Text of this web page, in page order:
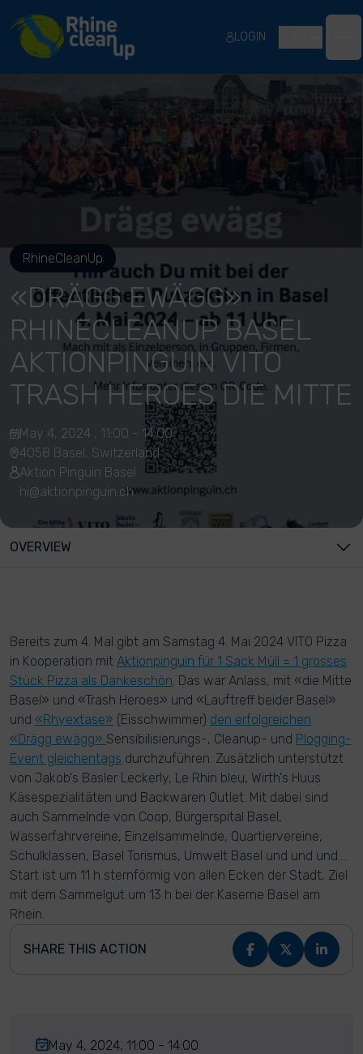
River Cleanup
LOGIN
RhineCleanUp
«DRÄGG EWÄGG»
RHINECLEANUP BASEL
AKTIONPINGUIN VITO
TRASH HEROES DIE MITTE
May 4, 2024 , 11:00 - 14:00
4058 Basel, Switzerland
Aktion Pinguin Basel
hi@aktionpinguin.ch
OVERVIEW
Bereits zum 4. Mal gibt am Samstag 4. Mai 2024 VITO Pizza
in Kooperation mit Aktionpinguin für 1 Sack Müll = 1 grosses
Stück Pizza als Dankeschön. Das war Anlass, mit «die Mitte
Basel» und «Trash Heroes» und «Lauftreff beider Basel»
und «Rhyextase» (Eisschwimmer) den erfolgreichen
«Drägg ewägg» Sensibilisierungs-, Cleanup- und Plogging-
Event gleichentags durchzuführen. Zusätzlich unterstützt
von Jakob's Basler Leckerly, Le Rhin bleu, Wirth's Huus
Käsespezialitäten und Backwaren Outlet. Mit dabei sind
auch Sammelnde von Coop, Bürgerspital Basel,
Wasserfahrvereine, Einzelsammelnde, Quartiervereine,
Schulklassen, Basel Torismus, Umwelt Basel und und und....
Start ist um 11 h sternförmig von allen Ecken der Stadt, Ziel
mit dem Sammelgut um 13 h bei der Kaserne Basel am
Rhein.
SHARE THIS ACTION
May 4, 2024, 11:00 - 14:00